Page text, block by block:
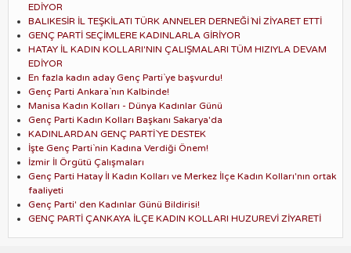
EDİYOR
BALIKESİR İL TEŞKİLATI TÜRK ANNELER DERNEĞİ´Nİ ZİYARET ETTİ
GENÇ PARTİ SEÇİMLERE KADINLARLA GİRİYOR
HATAY İL KADIN KOLLARI'NIN ÇALIŞMALARI TÜM HIZIYLA DEVAM
EDİYOR
En fazla kadın aday Genç Parti`ye başvurdu!
Genç Parti Ankara`nın Kalbinde!
Manisa Kadın Kolları - Dünya Kadınlar Günü
Genç Parti Kadın Kolları Başkanı Sakarya'da
KADINLARDAN GENÇ PARTİ`YE DESTEK
İşte Genç Parti`nin Kadına Verdiği Önem!
İzmir İl Örgütü Çalışmaları
Genç Parti Hatay İl Kadın Kolları ve Merkez İlçe Kadın Kolları'nın ortak
faaliyeti
Genç Parti' den Kadınlar Günü Bildirisi!
GENÇ PARTİ ÇANKAYA İLÇE KADIN KOLLARI HUZUREVİ ZİYARETİ